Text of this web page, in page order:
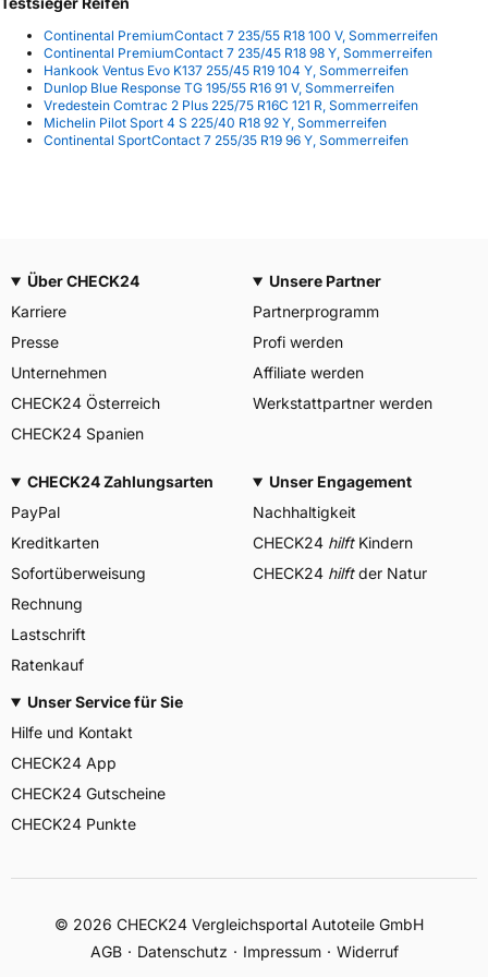
Continental PremiumContact 7 235/55 R18 100 V, Sommerreifen
Continental PremiumContact 7 235/45 R18 98 Y, Sommerreifen
Hankook Ventus Evo K137 255/45 R19 104 Y, Sommerreifen
Dunlop Blue Response TG 195/55 R16 91 V, Sommerreifen
Vredestein Comtrac 2 Plus 225/75 R16C 121 R, Sommerreifen
Michelin Pilot Sport 4 S 225/40 R18 92 Y, Sommerreifen
Continental SportContact 7 255/35 R19 96 Y, Sommerreifen
Über CHECK24
Karriere
Presse
Unternehmen
CHECK24 Österreich
CHECK24 Spanien
Unsere Partner
Partnerprogramm
Profi werden
Affiliate werden
Werkstattpartner werden
CHECK24 Zahlungsarten
PayPal
Kreditkarten
Sofortüberweisung
Rechnung
Lastschrift
Ratenkauf
Unser Engagement
Nachhaltigkeit
CHECK24 hilftKindern
CHECK24 hilftder Natur
Unser Service für Sie
Hilfe und Kontakt
CHECK24 App
CHECK24 Gutscheine
CHECK24 Punkte
© 2026 CHECK24 Vergleichsportal Autoteile GmbH
AGB
Datenschutz Impressum Widerruf